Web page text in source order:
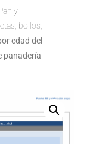
y
bollos,
edad del
panadería